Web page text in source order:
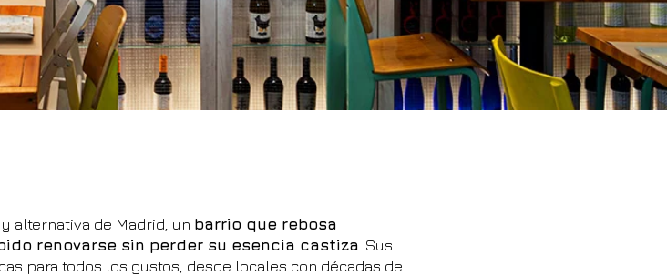
alternativa de Madrid, un barrio que rebosa
renovarse sin perder su esencia castiza. Sus
para todos los gustos, desde locales con décadas de